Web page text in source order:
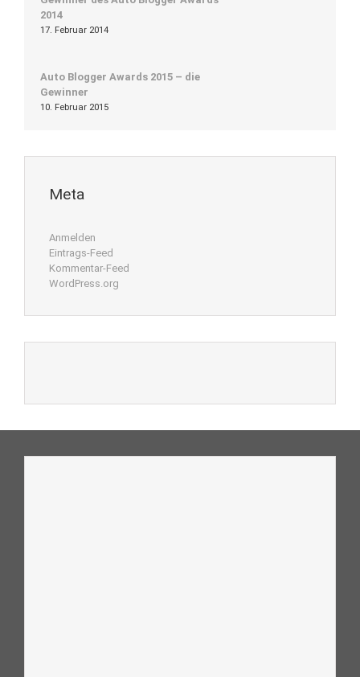
2014
17. Februar 2014
Auto Blogger Awards 2015 – die
Gewinner
10. Februar 2015
Meta
Anmelden
Eintrags-Feed
Kommentar-Feed
WordPress.org